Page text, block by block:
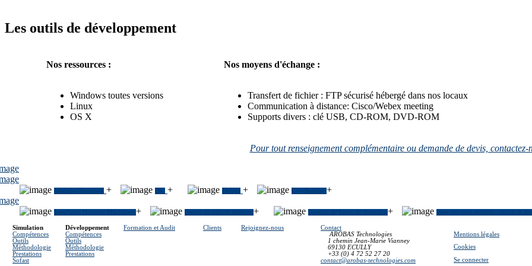
Les outils de développement
Nos ressources :
Windows toutes versions
Linux
OS X
Nos moyens d'échange :
Transfert de fichier : FTP sécurisé hébergé dans nos locaux
Communication à distance: Cisco/Webex meeting
Supports divers : clé USB, CD-ROM, DVD-ROM
Pour tout renseignement complémentaire ou demande de devis, contactez-
Matlab - Simulink + + Delphi + C++ Builder +
Interfaces Homme-Machine + Cœurs de calculs métiers + Gestion de bases de données + Web-services orientés calculs et
Simulation
Compétences
Outils
Méthodologie
Prestations
Sofast
Développement
Compétences
Outils
Méthodologie
Prestations
Formation et Audit Clients Rejoignez-nous
Contact
AROBAS Technologies
1 chemin Jean-Marie Vianney
69130 ECULLY
+33 (0) 4 72 52 27 20
contact@arobas-technologies.com
Mentions légales
Cookies
Se connecter